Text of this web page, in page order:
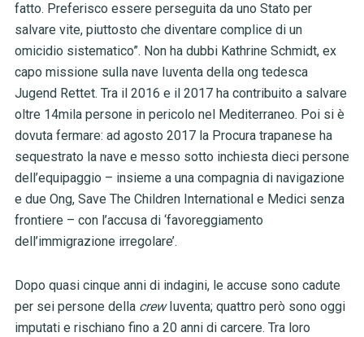
fatto. Preferisco essere perseguita da uno Stato per
salvare vite, piuttosto che diventare complice di un
omicidio sistematico”. Non ha dubbi Kathrine Schmidt, ex
capo missione sulla nave Iuventa della ong tedesca
Jugend Rettet. Tra il 2016 e il 2017 ha contribuito a salvare
oltre 14mila persone in pericolo nel Mediterraneo. Poi si è
dovuta fermare: ad agosto 2017 la Procura trapanese ha
sequestrato la nave e messo sotto inchiesta dieci persone
dell’equipaggio – insieme a una compagnia di navigazione
e due Ong, Save The Children International e Medici senza
frontiere – con l’accusa di ‘favoreggiamento
dell’immigrazione irregolare’.
Dopo quasi cinque anni di indagini, le accuse sono cadute
per sei persone della crewIuventa; quattro però sono oggi
imputati e rischiano fino a 20 anni di carcere. Tra loro